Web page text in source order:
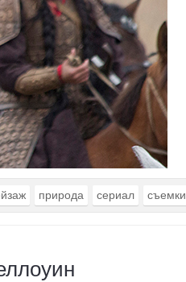
природа сериал съемки